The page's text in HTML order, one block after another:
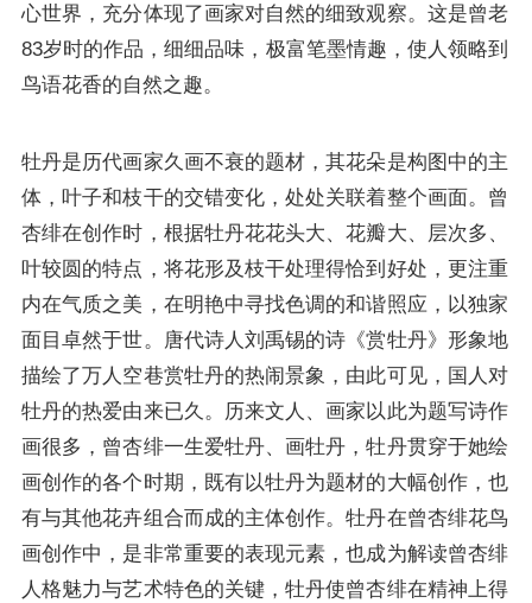
心世界，充分体现了画家对自然的细致观察。这是曾老
83岁时的作品，细细品味，极富笔墨情趣，使人领略到
鸟语花香的自然之趣。
牡丹是历代画家久画不衰的题材，其花朵是构图中的主
体，叶子和枝干的交错变化，处处关联着整个画面。曾
杏绯在创作时，根据牡丹花花头大、花瓣大、层次多、
叶较圆的特点，将花形及枝干处理得恰到好处，更注重
内在气质之美，在明艳中寻找色调的和谐照应，以独家
面目卓然于世。唐代诗人刘禹锡的诗《赏牡丹》形象地
描绘了万人空巷赏牡丹的热闹景象，由此可见，国人对
牡丹的热爱由来已久。历来文人、画家以此为题写诗作
画很多，曾杏绯一生爱牡丹、画牡丹，牡丹贯穿于她绘
画创作的各个时期，既有以牡丹为题材的大幅创作，也
有与其他花卉组合而成的主体创作。牡丹在曾杏绯花鸟
画创作中，是非常重要的表现元素，也成为解读曾杏绯
人格魅力与艺术特色的关键，牡丹使曾杏绯在精神上得